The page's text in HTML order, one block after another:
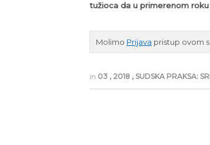
tužioca da u primerenom
Molimo Prijava pristup ovom
in 03 , 2018 , SUDSKA PRAKSA: